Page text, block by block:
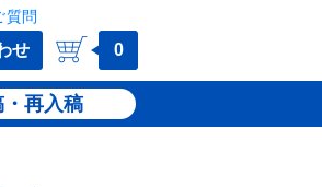
質問
せ 0
再入稿